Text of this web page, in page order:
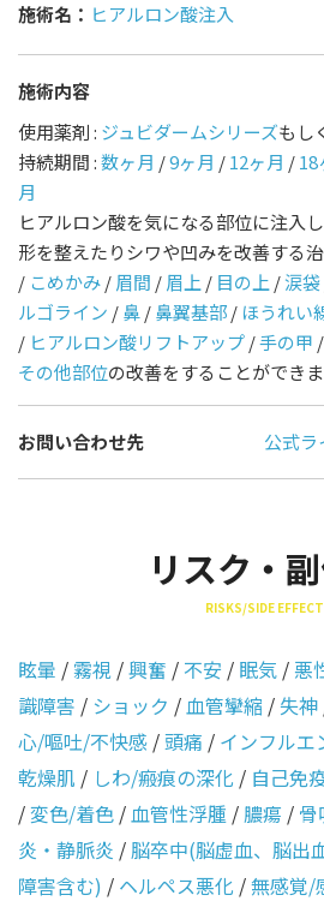
施術名： ヒアルロン酸注入
施術内容
使用薬剤 : ジュビダームシリーズもし
持続期間 :数ヶ月 /9ヶ月 /12ヶ月 /18
月
ヒアルロン酸を気になる部位に注入
形を整えたりシワや凹みを改善する治
/ こめかみ/眉間 /眉上 / 目の上 /涙袋
ルゴライン /鼻/鼻翼基部/ ほうれい
/ ヒアルロン酸リフトアップ/手の甲 /
その他部位の改善をすることができま
お問い合わせ先 公式ラ
リスク・
RISKS/SIDE
眩暈 /霧視 /興奮 / 不安 / 眠気 /悪
識障害 / ショック / 血管攣縮 /失神
心/嘔吐/不快感 /頭痛 / インフルエ
乾燥肌 / しわ/瘢痕の深化 / 自己免
/変色/着色 / 血管性浮腫 / 膿瘍 / 骨
炎・静脈炎 / 脳卒中(脳虚血、脳出
障害含む) / ヘルペス悪化 /無感覚/